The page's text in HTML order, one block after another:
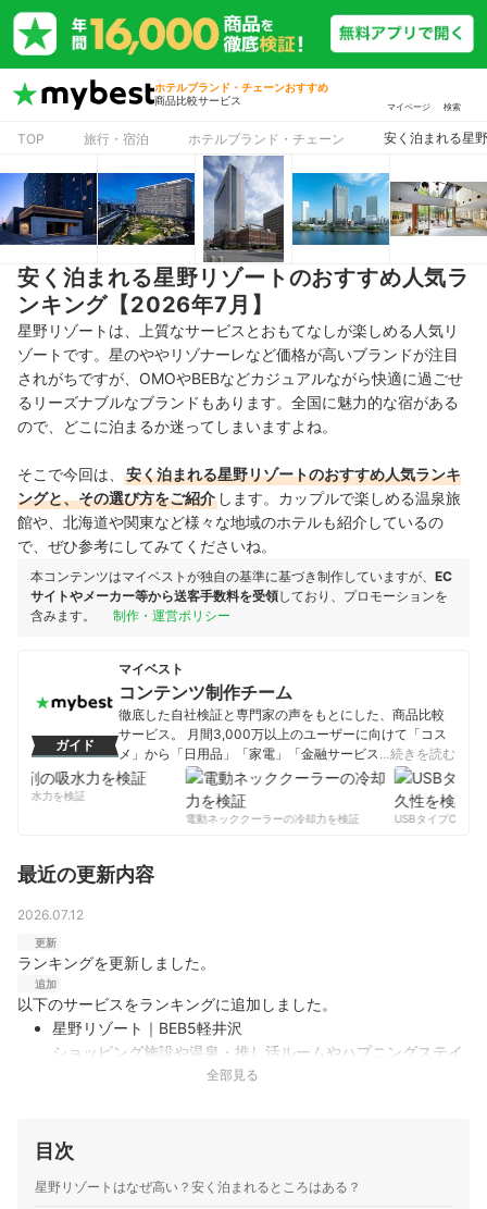
ホテルブランド・チェーンおすすめ
商品比較サービス
マイページ 検索
TOP 旅行・宿泊 ホテルブランド・チェーン 安く泊まれる星
安く泊まれる星野リゾートのおすすめ人気ラ
ンキング【2026年7月】
星野リゾートは、上質なサービスとおもてなしが楽しめる人気リ
ゾートです。星のややリゾナーレなど価格が高いブランドが注目
されがちですが、OMOやBEBなどカジュアルながら快適に過ごせ
るリーズナブルなブランドもあります。全国に魅力的な宿がある
ので、どこに泊まるか迷ってしまいますよね。
そこで今回は、
安く泊まれる星野リゾートのおすすめ人気ランキ
ングと、その選び方をご紹介 します。カップルで楽しめる温泉旅
館や、北海道や関東など様々な地域のホテルも紹介しているの
で、ぜひ参考にしてみてくださいね。
本コンテンツはマイベストが独自の基準に基づき制作していますが、 EC
サイトやメーカー等から送客手数料を受領しており、プロモーションを
含みます。
制作・運営ポリシー
ガイド
マイベスト
コンテンツ制作チーム
徹底した自社検証と専門家の声をもとにした、商品比較
サービス。 月間3,000万以上のユーザーに向けて「コス
メ」から「日用品」「家電」「金融サービス」まで、ベ
ストな商品を選んでもらうために、毎日コンテンツを制
コンテンツ制作チームのプロフィール
…続きを読む
吸水力を検証
電動ネッククーラーの冷却力を検証
USBタイプCケーブ
最近の更新内容
2026.07.12
更新
ランキングを更新しました。
追加
以下のサービスをランキングに追加しました。
星野リゾート｜BEB5軽井沢
ショッピング施設や温泉・推し活ルームやハプニングステイ
などさまざまなアクティビティが楽しめます。24時間営業の
ったヤグラ作りのような客室は…
多くの人で賑わう京都を代表する繁華街・四条通沿いにあ
全部見る
目次
星野リゾートはなぜ高い？安く泊まれるところはある？